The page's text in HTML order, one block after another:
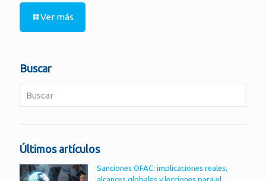
Ver más
Buscar
Últimos artículos
Sanciones OFAC: implicaciones reales,
alcances globales y lecciones para el